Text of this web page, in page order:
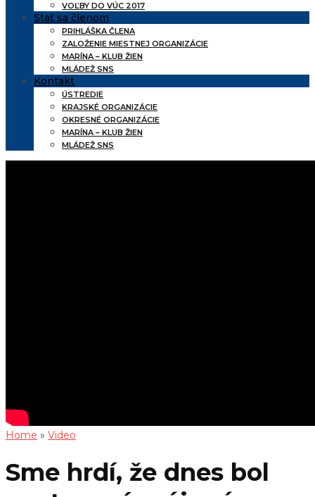
VOĽBY DO VÚC 2017
Stať sa členom
PRIHLÁŠKA ČLENA
ZALOŽENIE MIESTNEJ ORGANIZÁCIE
MARÍNA – KLUB ŽIEN
MLÁDEŽ SNS
Kontakt
ÚSTREDIE
KRAJSKÉ ORGANIZÁCIE
OKRESNÉ ORGANIZÁCIE
MARÍNA – KLUB ŽIEN
MLÁDEŽ SNS
Home » Video
Sme hrdí, že dnes bol